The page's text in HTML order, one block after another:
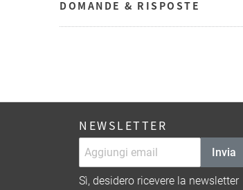
DOMANDE & RISPOSTE
NEWSLETTER
Invia
Sì, desidero ricevere la newsletter